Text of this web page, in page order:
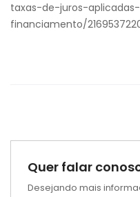
taxas-de-juros-
financiamento/
Quer falar
Desejando mais